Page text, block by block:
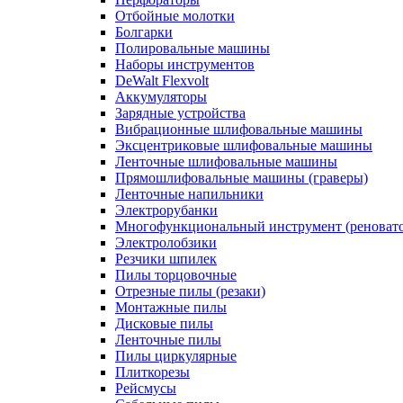
Отбойные молотки
Болгарки
Полировальные машины
Наборы инструментов
DeWalt Flexvolt
Аккумуляторы
Зарядные устройства
Вибрационные шлифовальные машины
Эксцентриковые шлифовальные машины
Ленточные шлифовальные машины
Прямошлифовальные машины (граверы)
Ленточные напильники
Электрорубанки
Многофункциональный инструмент
Электролобзики
Резчики шпилек
Пилы торцовочные
Отрезные пилы (резаки)
Монтажные пилы
Дисковые пилы
Ленточные пилы
Пилы циркулярные
Плиткорезы
Рейсмусы